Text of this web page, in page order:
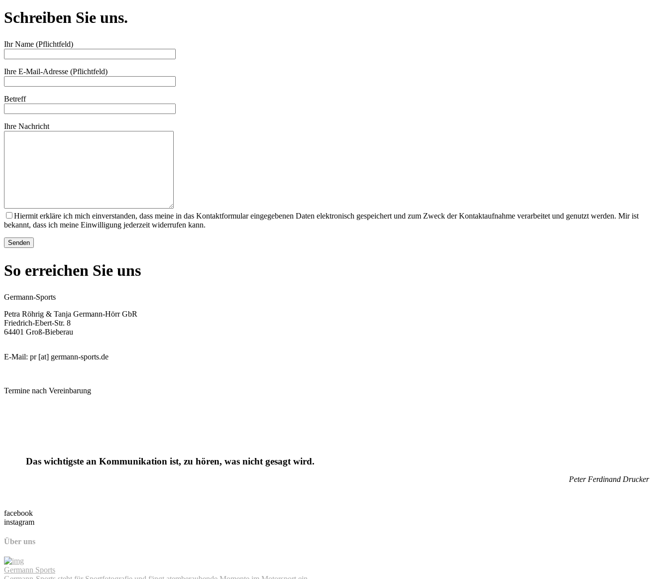
Schreiben Sie uns.
Ihr Name (Pflichtfeld)
Ihre E-Mail-Adresse (Pflichtfeld)
Betreff
Ihre Nachricht
Hiermit erkläre ich mich einverstanden, dass meine in das Kontaktformular eingegebenen Daten elektronisch gespeichert und zum Zweck der Kontaktaufnahme verarbeitet und genutzt werden. Mir ist
bekannt, dass ich meine Einwilligung jederzeit widerrufen kann.
So erreichen Sie uns
Germann-Sports
Petra Röhrig & Tanja Germann-Hörr GbR
Friedrich-Ebert-Str. 8
64401 Groß-Bieberau
E-Mail: pr [at] germann-sports.de
Termine nach Vereinbarung
Das wichtigste an Kommunikation ist, zu hören, was nicht gesagt wird.
Peter Ferdinand Drucker
facebook
instagram
Über uns
Germann Sports